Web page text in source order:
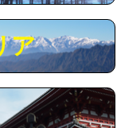
円
円
ア